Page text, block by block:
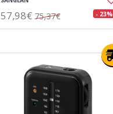
57,98€ 75,37€ - 23%